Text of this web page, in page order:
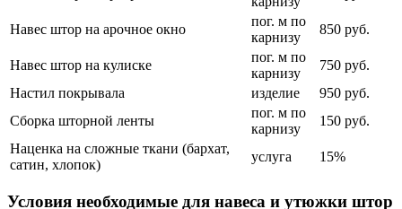
Навес штор на арочное окно
пог. м по
карнизу
850 руб.
Навес штор на кулиске
пог. м по
карнизу
750 руб.
Настил покрывала
изделие
950 руб.
Сборка шторной ленты
пог. м по
карнизу
150 руб.
Наценка на сложные ткани (бархат,
сатин, хлопок)
услуга 15%
Условия необходимые для навеса и утюжки штор